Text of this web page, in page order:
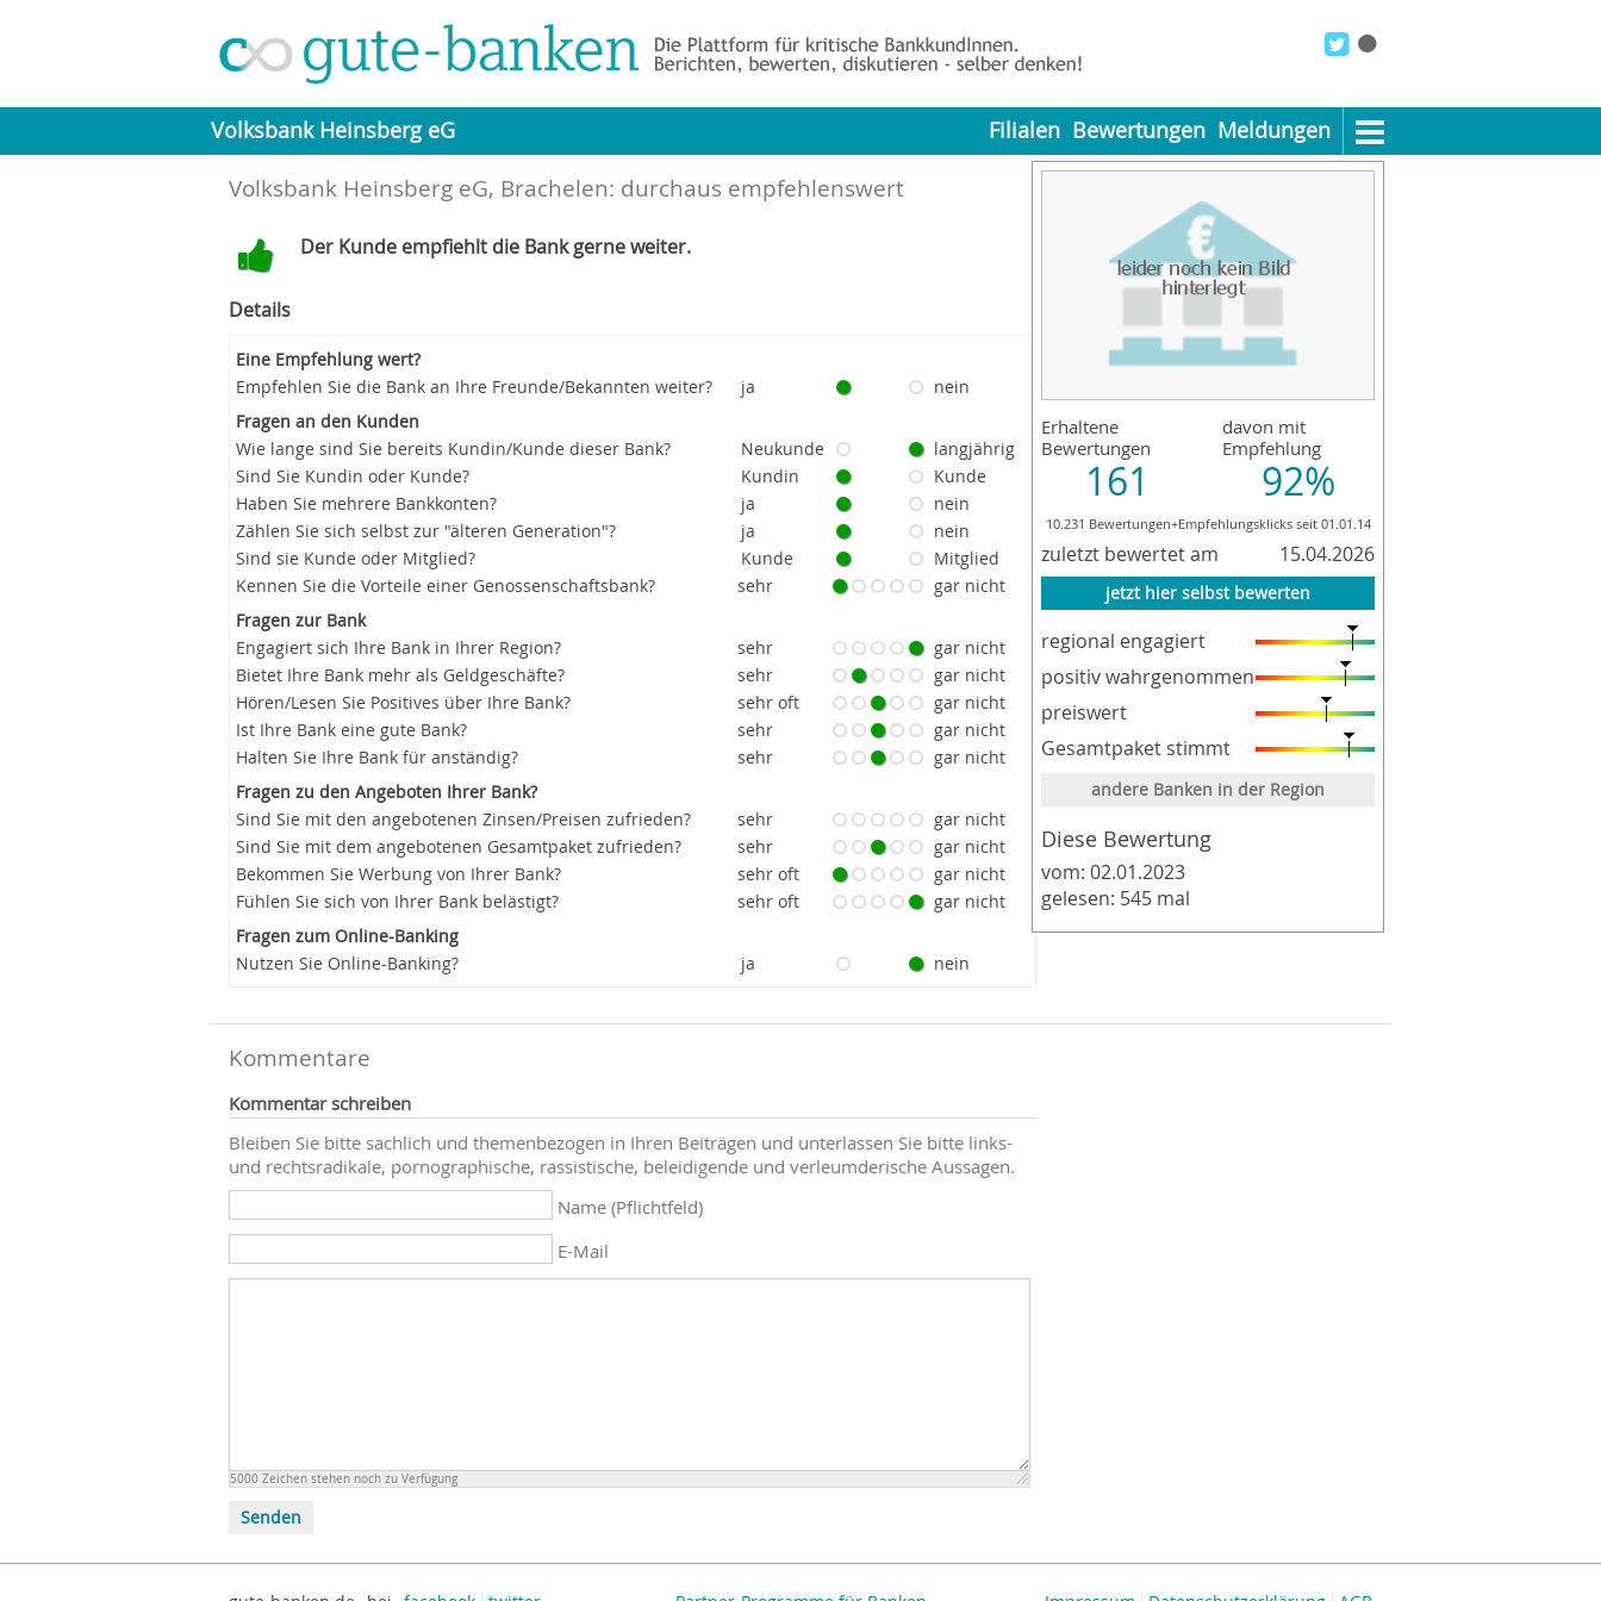
Volksbank Heinsberg eG Filialen Bewertungen Meldungen
Erhaltene
Bewertungen
161
davon mit
Empfehlung
92%
10.231 Bewertungen+Empfehlungsklicks seit 01.01.14
zuletzt bewertet am 15.04.2026
jetzt hier selbst bewerten
regional engagiert
positiv wahrgenommen
preiswert
Gesamtpaket stimmt
andere Banken in der Region
Diese Bewertung
vom: 02.01.2023
gelesen: 545 mal
Volksbank Heinsberg eG, Brachelen: durchaus empfehlenswert
Der Kunde empfiehlt die Bank gerne weiter.
Details
Eine Empfehlung wert?
Empfehlen Sie die Bank an Ihre Freunde/Bekannten weiter?
ja
nein
Fragen an den Kunden
Wie lange sind Sie bereits Kundin/Kunde dieser Bank?
Neukunde
langjährig
Sind Sie Kundin oder Kunde?
Kundin
Kunde
Haben Sie mehrere Bankkonten?
ja
nein
Zählen Sie sich selbst zur "älteren Generation"?
ja
nein
Sind sie Kunde oder Mitglied?
Kunde
Mitglied
Kennen Sie die Vorteile einer Genossenschaftsbank?
sehr
gar nicht
Fragen zur Bank
Engagiert sich Ihre Bank in Ihrer Region?
sehr
gar nicht
Bietet Ihre Bank mehr als Geldgeschäfte?
sehr
gar nicht
Hören/Lesen Sie Positives über Ihre Bank?
sehr oft
gar nicht
Ist Ihre Bank eine gute Bank?
sehr
gar nicht
Halten Sie Ihre Bank für anständig?
sehr
gar nicht
Fragen zu den Angeboten Ihrer Bank?
Sind Sie mit den angebotenen Zinsen/Preisen zufrieden?
sehr
gar nicht
Sind Sie mit dem angebotenen Gesamtpaket zufrieden?
sehr
gar nicht
Bekommen Sie Werbung von Ihrer Bank?
sehr oft
gar nicht
Fühlen Sie sich von Ihrer Bank belästigt?
sehr oft
gar nicht
Fragen zum Online-Banking
Nutzen Sie Online-Banking?
ja nein
Kommentare
Kommentar schreiben
Bleiben Sie bitte sachlich und themenbezogen in Ihren Beiträgen und unterlassen Sie bitte links-
und rechtsradikale, pornographische, rassistische, beleidigende und verleumderische Aussagen.
Name (Pflichtfeld)
E-Mail
5000 Zeichen stehen noch zu Verfügung
Senden